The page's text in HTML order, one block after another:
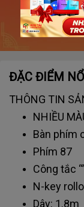
ĐẶC ĐIỂM
THÔNG TIN
NHIỀU
Bàn phím
Phím 87
Công tắc
N-key
Dây: 1.8m